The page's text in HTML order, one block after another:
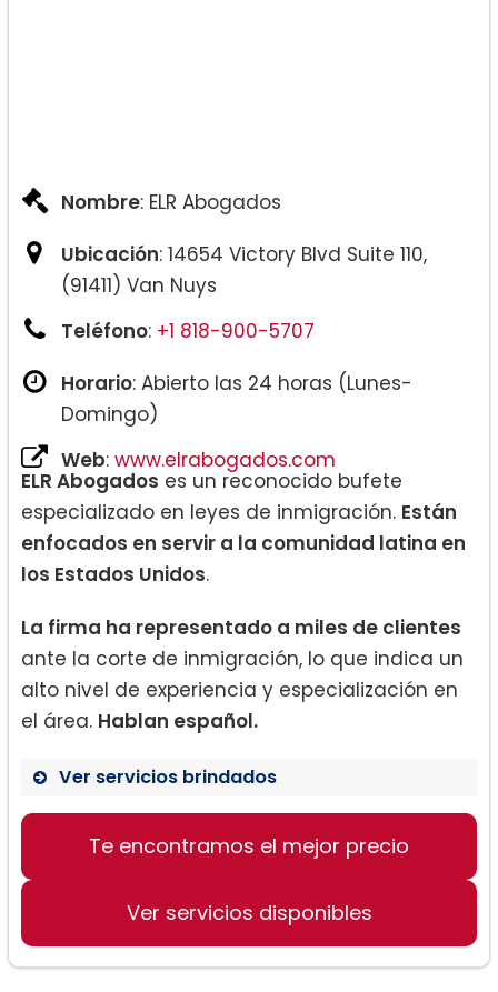
Nombre: ELR Abogados
Ubicación: 14654 Victory Blvd Suite 110,
(91411) Van Nuys
Teléfono: +1 818-900-5707
Horario: Abierto las 24 horas (Lunes-
Domingo)
Web: www.elrabogados.com
ELR Abogados es un reconocido bufete
especializado en leyes de inmigración. Están
enfocados en servir a la comunidad latina en
los Estados Unidos.
La firma ha representado a miles de clientes
ante la corte de inmigración, lo que indica un
alto nivel de experiencia y especialización en
el área. Hablan español.
Ver servicios brindados
Leyes de Inmigración
Inmigración
Te encontramos el mejor precio
Ver servicios disponibles